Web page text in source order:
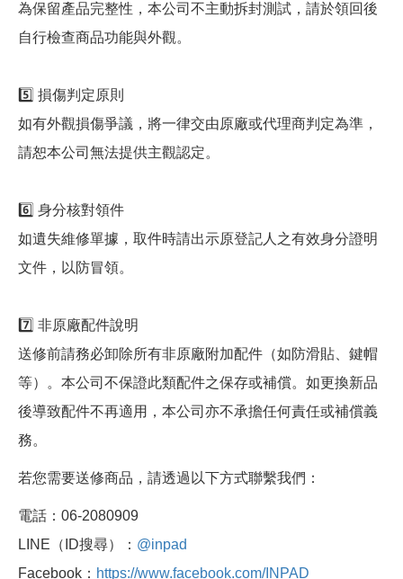
為保留產品完整性，本公司不主動拆封測試，請於領回後
自行檢查商品功能與外觀。
5️⃣ 損傷判定原則
如有外觀損傷爭議，將一律交由原廠或代理商判定為準，
請恕本公司無法提供主觀認定。
6️⃣ 身分核對領件
如遺失維修單據，取件時請出示原登記人之有效身分證明
文件，以防冒領。
7️⃣ 非原廠配件說明
送修前請務必卸除所有非原廠附加配件（如防滑貼、鍵帽
等）。本公司不保證此類配件之保存或補償。如更換新品
後導致配件不再適用，本公司亦不承擔任何責任或補償義
務。
若您需要送修商品，請透過以下方式聯繫我們：
電話：06-2080909
LINE（ID搜尋）： @inpad
Facebook： https://www.facebook.com/INPAD